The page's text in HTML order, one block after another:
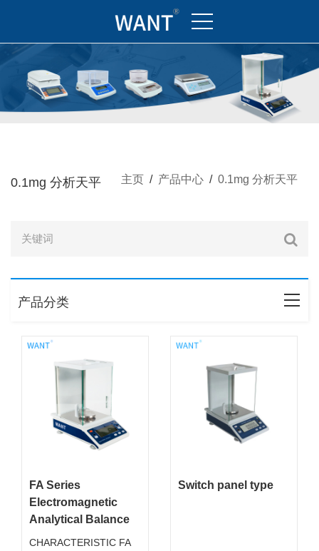
0.1mg 分析天平 主页 / 产品中心 / 0.1mg 分析天平
产品分类
FA Series
Electromagnetic
Analytical Balance
CHARACTERISTIC FA
Switch panel type